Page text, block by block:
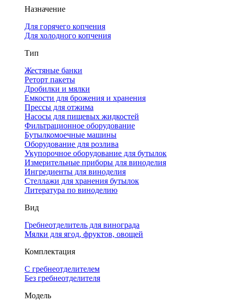
Назначение
Для горячего копчения
Для холодного копчения
Тип
Жестяные банки
Реторт пакеты
Дробилки и мялки
Емкости для брожения и хранения
Прессы для отжима
Насосы для пищевых жидкостей
Фильтрационное оборудование
Бутылкомоечные машины
Оборудование для розлива
Укупорочное оборудование для бутылок
Измерительные приборы для виноделия
Ингредиенты для виноделия
Стеллажи для хранения бутылок
Литература по виноделию
Вид
Гребнеотделитель для винограда
Мялки для ягод, фруктов, овощей
Комплектация
С гребнеотделителем
Без гребнеотделителя
Модель